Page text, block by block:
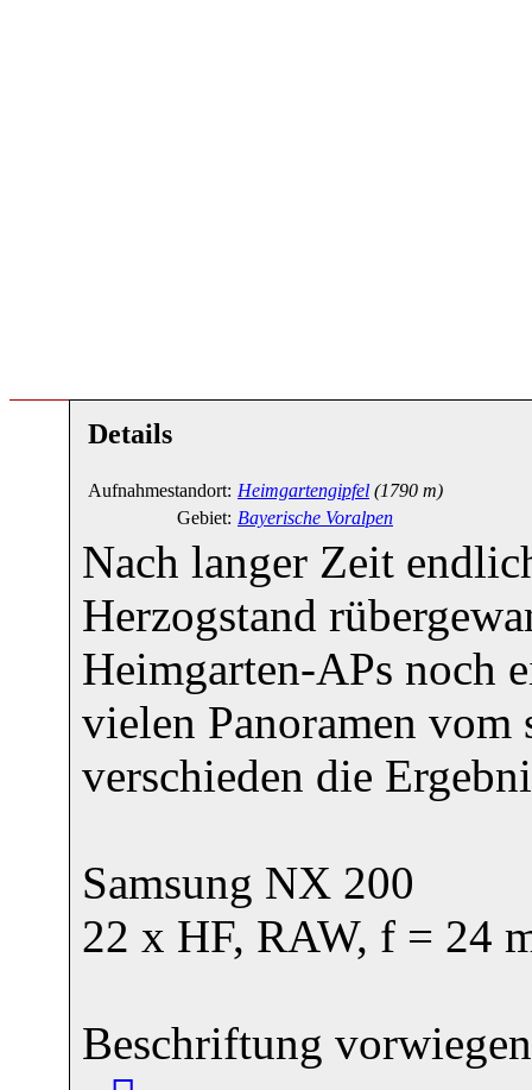
Details
Aufnahmestandort: Heimgartengipfel (1790 m)
Gebiet: Bayerische Voralpen
Nach langer Zeit
Herzogstand
Heimgarten-APs noch
vielen Panoramen
verschieden die
Samsung NX 200
22 x HF, RAW, f = 24
Beschriftung